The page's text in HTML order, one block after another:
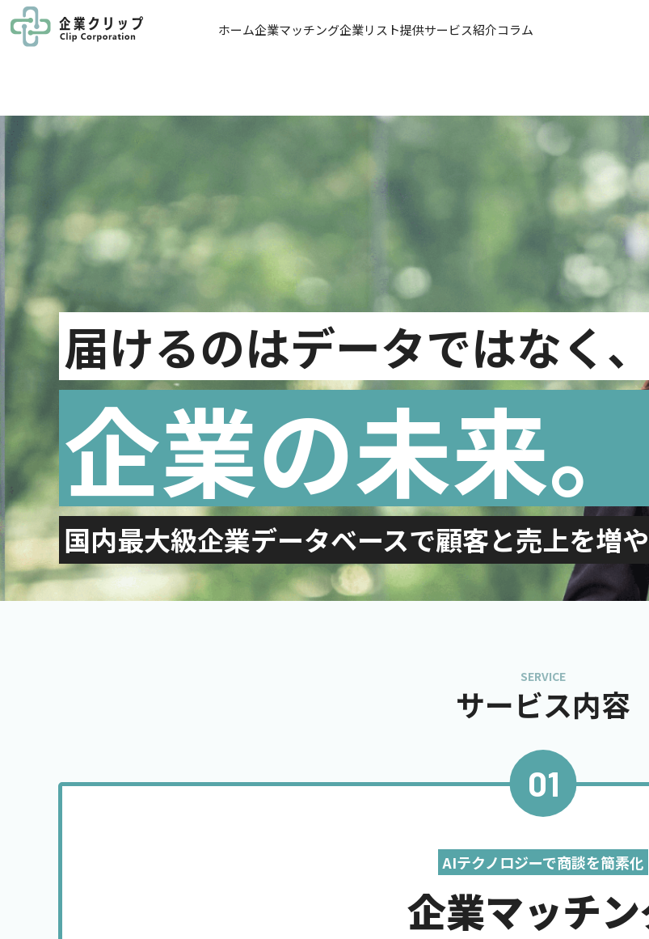
ホーム企業マッチング企業リスト提供サービス紹介コラム
届けるのはデータではなく、
企業の未来。
国内最大級企業データベースで顧客と売上を増
SERVICE
サービス内容
01
AIテクノロジーで商談を簡素化
企業マッチ